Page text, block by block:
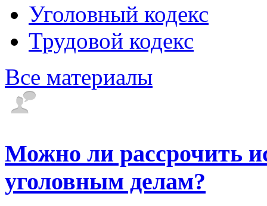
Уголовный кодекс
Трудовой кодекс
Все материалы
Можно ли рассрочить
уголовным делам?